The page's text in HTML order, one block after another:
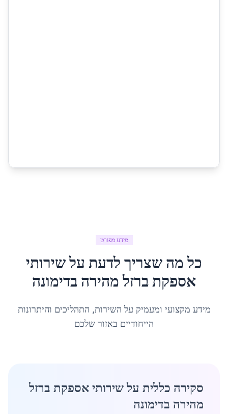
מידע מפורט
כל מה שצריך לדעת עלשירותי
אספקת ברזל מהירה בדימונה
מידע מקצועי ומעמיק על השירות, התהליכים והיתרונות
הייחודיים באזור שלכם
סקירה כללית על שירותי אספקת ברזל
מהירה בדימונה